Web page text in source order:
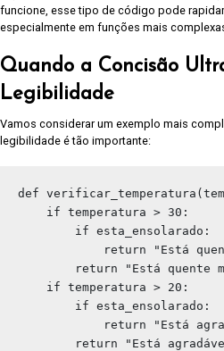
funcione, esse tipo de código pode
especialmente em funções mais
Quando a Concisão
Legibilidade
Vamos considerar um exemplo mais
legibilidade é tão importante:
def
    if temperatura > 30:
        if esta_ensolarado:
return "Está
return "Está quente
    if temperatura > 20:
        if esta_ensolarado:
return "Está
return "Está